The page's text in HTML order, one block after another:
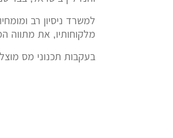
למשרד ניסיון רב
מלקוחותיו, את מתווה
בעקבות תכנוני מס